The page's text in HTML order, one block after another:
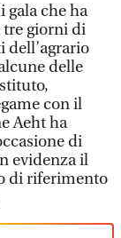
gala che ha
tre giorni di
dell’agrario
delle
con il
Aeht ha
di
evidenza il
di riferimento